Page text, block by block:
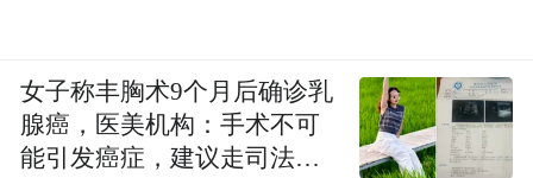
女子称丰胸术9个月后确诊乳
腺癌，医美机构：手术不可
能引发癌症，建议走司法途